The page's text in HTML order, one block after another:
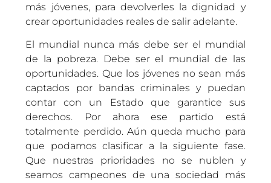
más jóvenes, para devolverles la dignidad y
crear oportunidades reales de salir adelante.
El mundial nunca más debe ser el mundial
de la pobreza. Debe ser el mundial de las
oportunidades. Que los jóvenes no sean más
captados por bandas criminales y puedan
contar con un Estado que garantice sus
derechos. Por ahora ese partido está
totalmente perdido. Aún queda mucho para
que podamos clasificar a la siguiente fase.
Que nuestras prioridades no se nublen y
seamos campeones de una sociedad más